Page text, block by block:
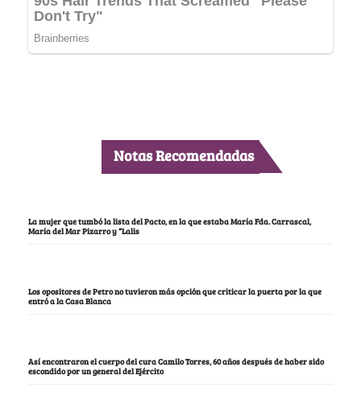
Notas Recomendadas
La mujer que tumbó la lista del Pacto, en la que estaba María Fda. Carrascal,
María del Mar Pizarro y “Lalis
Los opositores de Petro no tuvieron más opción que criticar la puerta por la que
entró a la Casa Blanca
Así encontraron el cuerpo del cura Camilo Torres, 60 años después de haber sido
escondido por un general del Ejército